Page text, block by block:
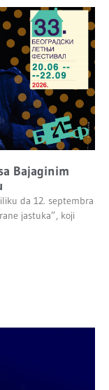
Bajaginim
da 12. septembra
jastuka”, koji